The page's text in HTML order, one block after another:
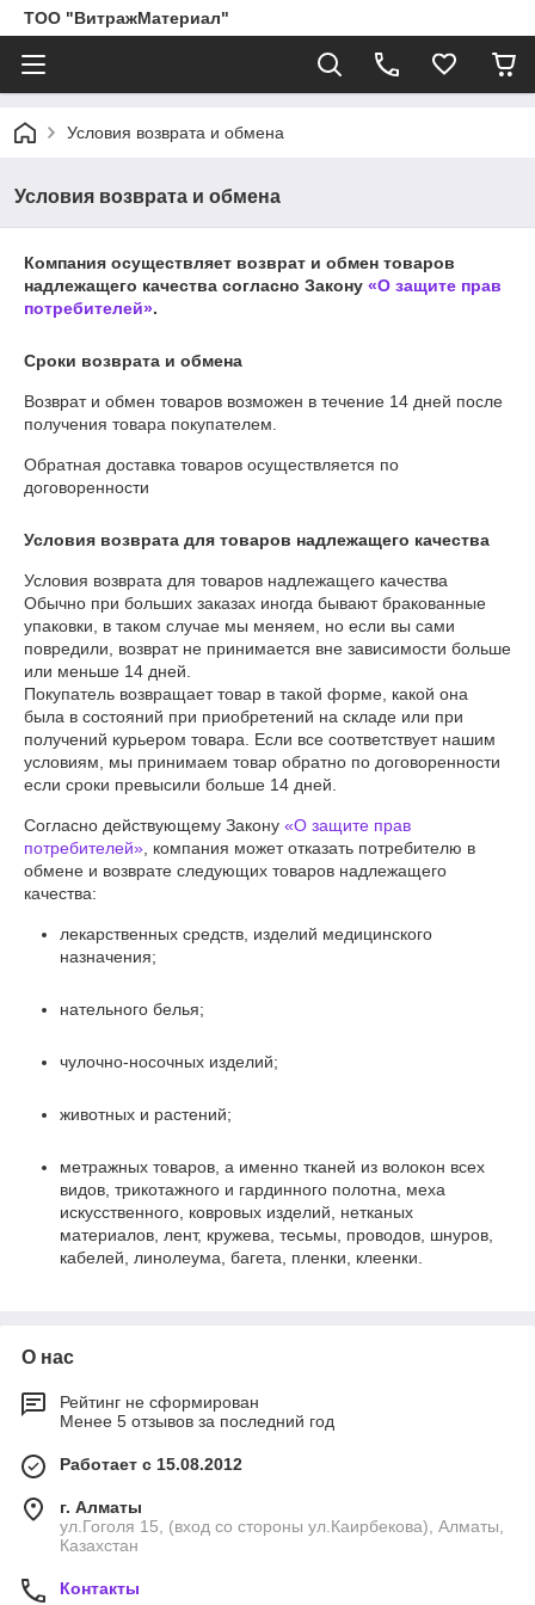
ТОО "ВитражМатериал"
Условия возврата и обмена
Условия возврата и обмена
Компания осуществляет возврат и обмен товаров
надлежащего качества согласно Закону «О защите прав
потребителей».
Сроки возврата и обмена
Возврат и обмен товаров возможен в течение 14 дней после
получения товара покупателем.
Обратная доставка товаров осуществляется по
договоренности
Условия возврата для товаров надлежащего качества
Условия возврата для товаров надлежащего качества
Обычно при больших заказах иногда бывают бракованные
упаковки, в таком случае мы меняем, но если вы сами
повредили, возврат не принимается вне зависимости больше
или меньше 14 дней.
Покупатель возвращает товар в такой форме, какой она
была в состояний при приобретений на складе или при
получений курьером товара. Если все соответствует нашим
условиям, мы принимаем товар обратно по договоренности
если сроки превысили больше 14 дней.
Согласно действующему Закону «О защите прав
потребителей» , компания может отказать потребителю в
обмене и возврате следующих товаров надлежащего
качества:
лекарственных средств, изделий медицинского
назначения;
нательного белья;
чулочно-носочных изделий;
животных и растений;
метражных товаров, а именно тканей из волокон всех
видов, трикотажного и гардинного полотна, меха
искусственного, ковровых изделий, нетканых
материалов, лент, кружева, тесьмы, проводов, шнуров,
кабелей, линолеума, багета, пленки, клеенки.
О нас
Рейтинг не сформирован
Менее 5 отзывов за последний год
Работает с 15.08.2012
г. Алматы
ул.Гоголя 15, (вход со стороны ул.Каирбекова), Алматы,
Казахстан
Контакты